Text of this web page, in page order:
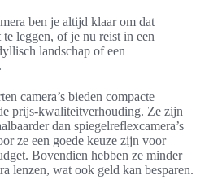
ben je altijd klaar om dat
leggen, of je nu reist in een
landschap of een
camera’s bieden compacte
prijs-kwaliteitverhouding. Ze zijn
dan spiegelreflexcamera’s
ze een goede keuze zijn voor
Bovendien hebben ze minder
lenzen, wat ook geld kan besparen.